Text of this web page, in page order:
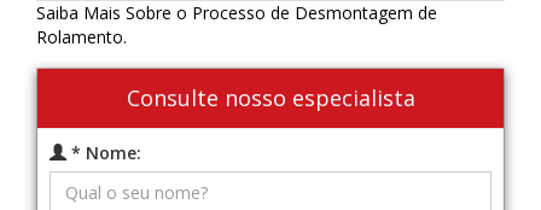
Saiba Mais Sobre o Processo de Desmontagem de
Rolamento.
Consulte nosso especialista
* Nome: